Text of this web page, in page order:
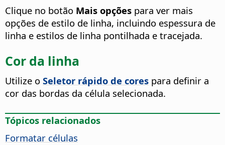
Clique no botão Mais opções para ver mais
opções de estilo de linha, incluindo espessura de
linha e estilos de linha pontilhada e tracejada.
Cor da linha
Utilize o Seletor rápido de cores para definir a
cor das bordas da célula selecionada.
Tópicos relacionados
Formatar células